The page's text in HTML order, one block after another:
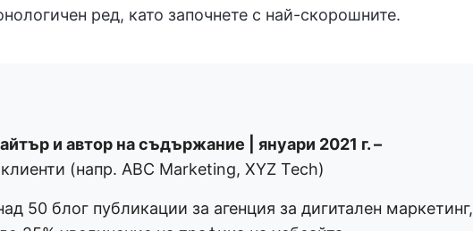
ред, като започнете с най-скорошните.
и автор на съдържание | януари 2021 г. –
(напр. ABC Marketing, XYZ Tech)
50 блог публикации за агенция за дигитален маркетинг,